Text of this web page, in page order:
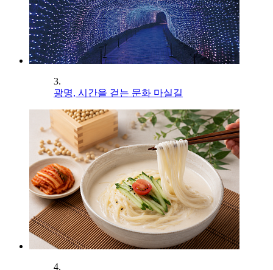
3.
광명, 시간을 걷는 문화 마실길
4.